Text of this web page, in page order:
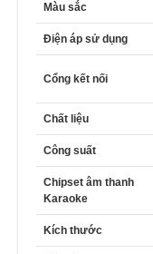
Màu sắc
Điện áp sử dụng
Cổng kết nối
Chất liệu
Công suất
Chipset âm thanh
Karaoke
Kích thước